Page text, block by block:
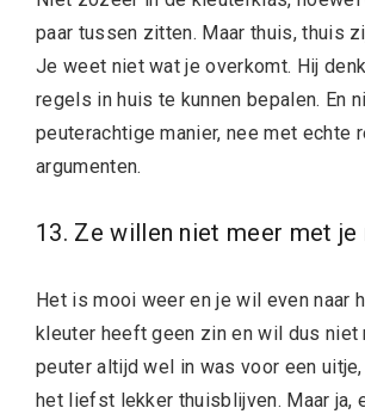
paar tussen zitten. Maar thuis, thuis
Je weet niet wat je overkomt. Hij
regels in huis te kunnen bepalen. En
peuterachtige manier, nee met echte
argumenten.
13. Ze willen niet meer met je
Het is mooi weer en je wil even naar
kleuter heeft geen zin en wil dus niet
peuter altijd wel in was voor een
het liefst lekker thuisblijven. Maar ja,